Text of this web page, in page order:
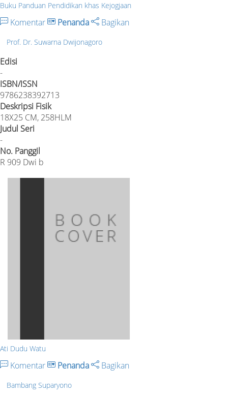
Buku Panduan Pendidikan khas Kejogjaan
Komentar Penanda Bagikan
Prof. Dr. Suwarna Dwijonagoro
Edisi
-
ISBN/ISSN
9786238392713
Deskripsi Fisik
18X25 CM, 258HLM
Judul Seri
-
No. Panggil
R 909 Dwi b
Ati Dudu Watu
Komentar Penanda Bagikan
Bambang Suparyono